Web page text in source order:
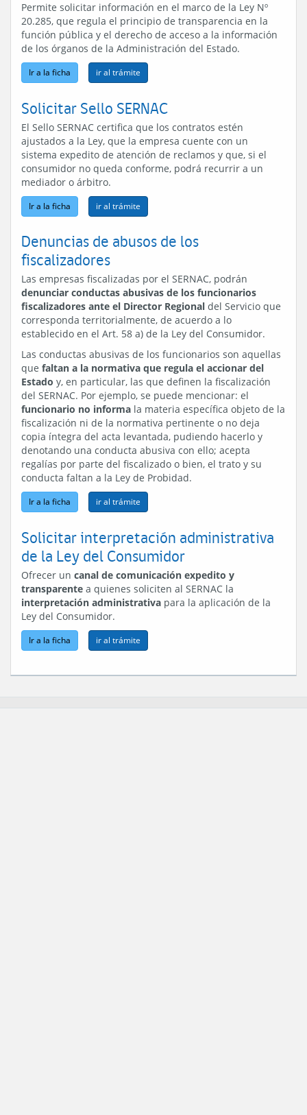
Permite solicitar información en el marco de la Ley Nº
20.285, que regula el principio de transparencia en la
función pública y el derecho de acceso a la información
de los órganos de la Administración del Estado.
Ir a la ficha
Solicitar Sello SERNAC
El Sello SERNAC certifica que los contratos estén
ajustados a la Ley, que la empresa cuente con un
sistema expedito de atención de reclamos y que, si el
consumidor no queda conforme, podrá recurrir a un
mediador o árbitro.
Ir a la ficha
Denuncias de abusos de los
fiscalizadores
Las empresas fiscalizadas por el SERNAC, podrán
denunciar conductas abusivas de los funcionarios
fiscalizadores ante el Director Regional del Servicio que
corresponda territorialmente, de acuerdo a lo
establecido en el Art. 58 a) de la Ley del Consumidor.
Las conductas abusivas de los funcionarios son aquellas
que faltan a la normativa que regula el accionar del
Estado y, en particular, las que definen la fiscalización
del SERNAC. Por ejemplo, se puede mencionar: el
funcionario no informa la materia específica objeto de la
fiscalización ni de la normativa pertinente o no deja
copia íntegra del acta levantada, pudiendo hacerlo y
denotando una conducta abusiva con ello; acepta
regalías por parte del fiscalizado o bien, el trato y su
conducta faltan a la Ley de Probidad.
Ir a la ficha
Solicitar interpretación administrativa
de la Ley del Consumidor
Ofrecer un canal de comunicación expedito y
transparente a quienes soliciten al SERNAC la
interpretación administrativa para la aplicación de la
Ley del Consumidor.
Ir a la ficha